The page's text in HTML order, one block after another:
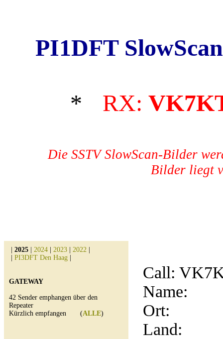
PI1DFT
* RX:
Die SSTV SlowScan-Bilder
Bilder liegt
2025 2024 2023 2022
PI3DFT Den Haag
GATEWAY
42 Sender emphangen über den
Repeater
Kürzlich empfangen (ALLE)
Call:
Name:
Ort:
Land: